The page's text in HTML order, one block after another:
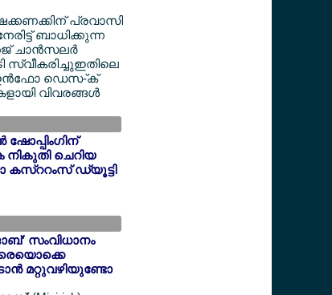
പ്രവാസി
ബാധിക്കുന്ന
ചാന്‍സലര്‍
ഡെസ-്ക്
വിവരങ്ങള്‍
ചെറിയ
കസ്ററംസ് ഡ്യൂട്ടി
സംവിധാനം
മറ്റുവഴിയുണ്ടോ